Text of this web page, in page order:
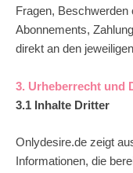
Fragen,
Abonnements,
direkt an den
3. Urheberrecht und
3.1 Inhalte Dritter
Onlydesire.de zeigt
Informationen, die